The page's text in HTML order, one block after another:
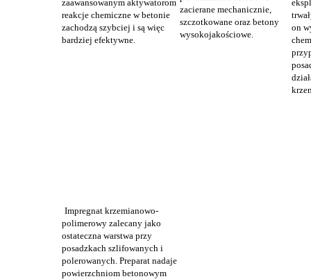
zaawansowanym aktywatorom
reakcje chemiczne w betonie
zachodzą szybciej i są więc
bardziej efektywne.
zacierane mechanicznie,
szczotkowane oraz betony
wysokojakościowe.
on
Impregnat krzemianowo-
polimerowy zalecany jako
ostateczna warstwa przy
posadzkach szlifowanych i
polerowanych. Preparat nadaje
powierzchniom betonowym